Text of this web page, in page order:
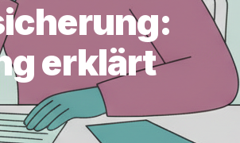
erklärt